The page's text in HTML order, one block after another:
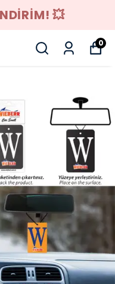
💥
0